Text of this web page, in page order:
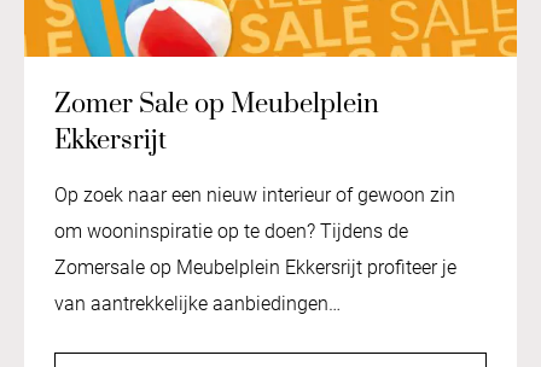
Zomer Sale op Meubelplein
Ekkersrijt
Op zoek naar een nieuw interieur of gewoon zin
om wooninspiratie op te doen? Tijdens de
Zomersale op Meubelplein Ekkersrijt profiteer je
van aantrekkelijke aanbiedingen…